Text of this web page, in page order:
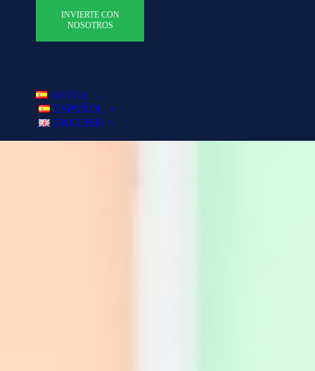
INVIERTE CON
NOSOTROS
ESPAÑOL
ESPAÑOL
ENGLISH